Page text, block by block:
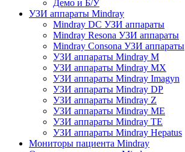
Демо и Б/У
УЗИ аппараты Mindray
Mindray DC УЗИ аппараты
Mindray Resona УЗИ аппараты
Mindray Consona УЗИ аппараты
УЗИ аппараты Mindray M
УЗИ аппараты Mindray MX
УЗИ аппараты Mindray Imagyn
УЗИ аппараты Mindray DP
УЗИ аппараты Mindray Z
УЗИ аппараты Mindray ME
УЗИ аппараты Mindray TE
УЗИ аппараты Mindray Hepatus
Мониторы пациента Mindray